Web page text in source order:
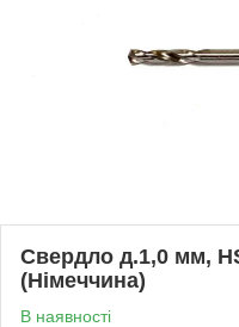
Свердло д.1,0 мм,
(Німеччина)
В наявності